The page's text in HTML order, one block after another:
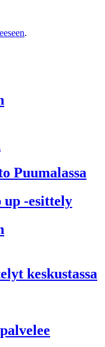
.
Puumalassa
-esittely
keskustassa